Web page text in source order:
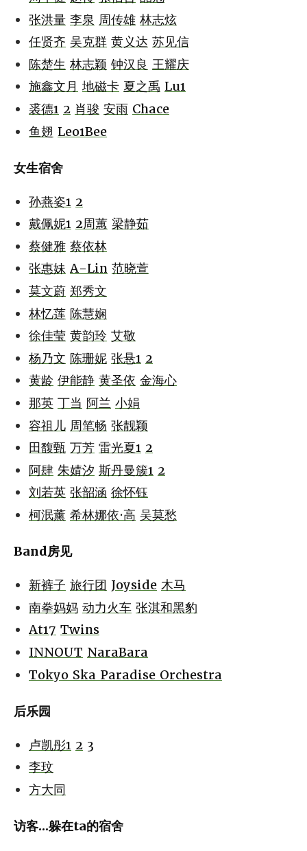
张洪量 李泉 周传雄 林志炫
任贤齐 吴克群 黄义达 苏见信
陈楚生 林志颖 钟汉良 王耀庆
施鑫文月 地磁卡 夏之禹 Lu1
裘德1 2 肖骏 安雨 Chace
鱼翅 Leo1Bee
女生宿舍
孙燕姿1 2
戴佩妮1 2周蕙 梁静茹
蔡健雅 蔡依林
张惠妹 A-Lin 范晓萱
莫文蔚 郑秀文
林忆莲 陈慧娴
徐佳莹 黄韵玲 艾敬
杨乃文 陈珊妮 张悬1 2
黄龄 伊能静 黄圣依 金海心
那英 丁当 阿兰 小娟
容祖儿 周笔畅 张靓颖
田馥甄 万芳 雷光夏1 2
阿肆 朱婧汐 斯丹曼簇1 2
刘若英 张韶涵 徐怀钰
柯泯薰 希林娜依·高 吴莫愁
Band房见
新裤子 旅行团 Joyside 木马
南拳妈妈 动力火车 张淇和黑豹
At17 Twins
INNOUT NaraBara
Tokyo Ska Paradise Orchestra
后乐园
卢凯彤1 2 3
李玟
方大同
访客...躲在ta的宿舍